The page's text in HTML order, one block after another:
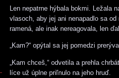
Len nepatrne hýbala bokmi. Ležala
vlasoch, aby jej ani nenapadlo sa
ramená, ale inak nereagovala, len
„Kam?“ opýtal sa jej pomedzi
„Kam chceš,“ odvetila a prehla
líce už úplne priľnulo na jeho hruď.